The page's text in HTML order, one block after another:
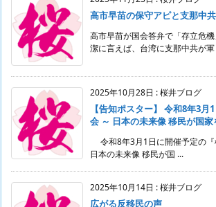
高市早苗の保守アピと支那中
高市早苗が国会答弁で「存立危
潔に言えば、台湾に支那中共が軍
2025年10月28日 :桜井ブログ
【告知ポスター】 令和8年3
会 ～ 日本の未来像 移民が国家
令和8年3月1日に開催予定の『
日本の未来像 移民が国 ...
2025年10月14日 :桜井ブログ
広がる反移民の声